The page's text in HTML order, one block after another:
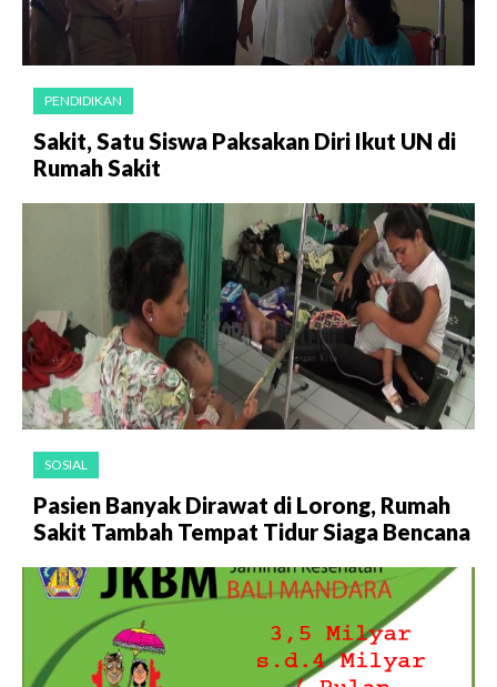
PENDIDIKAN
Sakit, Satu Siswa Paksakan Diri Ikut UN di
Rumah Sakit
SOSIAL
Pasien Banyak Dirawat di Lorong, Rumah
Sakit Tambah Tempat Tidur Siaga Bencana